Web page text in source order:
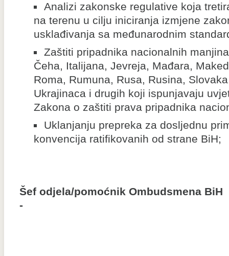
Analizi zakonske regulative koja
na terenu u cilju iniciranja izmjene
usklađivanja sa međunarodnim
Zaštiti pripadnika nacionalnih
Čeha, Italijana, Jevreja, Mađara,
Roma, Rumuna, Rusa, Rusina,
Ukrajinaca i drugih koji ispunjavaju
Zakona o zaštiti prava pripadnika
Uklanjanju prepreka za dosljednu
konvencija ratifikovanih od strane BiH;
Šef odjela/pomoćnik Ombudsmena BiH
-